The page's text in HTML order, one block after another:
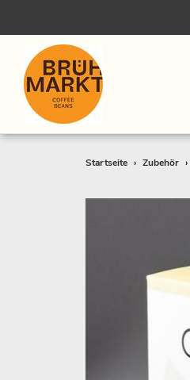
Startseite › Zubehör ›